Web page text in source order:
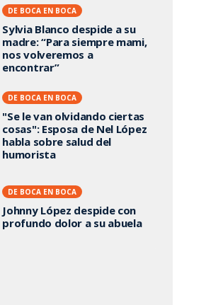
DE BOCA EN BOCA
Sylvia Blanco despide a su
madre: “Para siempre mami,
nos volveremos a
encontrar”
DE BOCA EN BOCA
"Se le van olvidando ciertas
cosas": Esposa de Nel López
habla sobre salud del
humorista
DE BOCA EN BOCA
Johnny López despide con
profundo dolor a su abuela